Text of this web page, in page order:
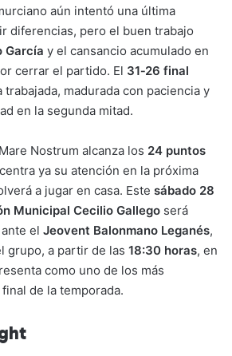
aún intentó una última
diferencias, pero el buen trabajo
García y el cansancio acumulado en
cerrar el partido. El 31‑26 final
madurada con paciencia y
en la segunda mitad.
Nostrum alcanza los 24 puntos
ya su atención en la próxima
a jugar en casa. Este sábado 28
Municipal Cecilio Gallego será
el Jeovent Balonmano Leganés,
grupo, a partir de las 18:30 horas, en
como uno de los más
de la temporada.